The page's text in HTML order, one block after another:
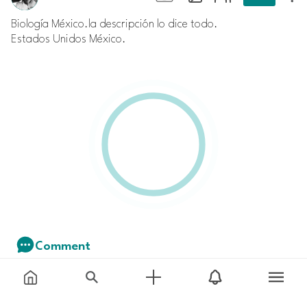
Biología México.la descripción lo dice todo.
Estados Unidos México.
Comment